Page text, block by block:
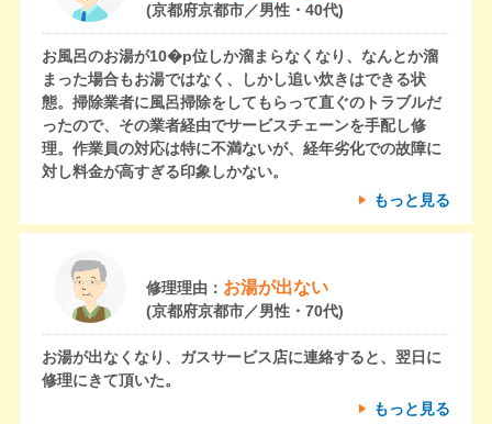
(京都府京都市／男性・40代)
お風呂のお湯が10�p位しか溜まらなくなり、なんとか溜
まった場合もお湯ではなく、しかし追い炊きはできる状
態。掃除業者に風呂掃除をしてもらって直ぐのトラブルだ
ったので、その業者経由でサービスチェーンを手配し修
理。作業員の対応は特に不満ないが、経年劣化での故障に
対し料金が高すぎる印象しかない。
もっと見る
修理理由： お湯が出ない
(京都府京都市／男性・70代)
お湯が出なくなり、ガスサービス店に連絡すると、翌日に
修理にきて頂いた。
もっと見る